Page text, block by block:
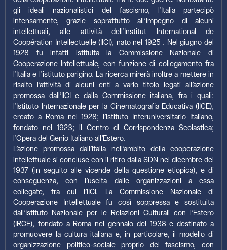
gli ideali nazionalistici del fascismo, l’Italia partecipò
intensamente, grazie soprattutto all’impegno di alcuni
intellettuali, alle attività dell’Institut International de
Coopération Intellectuelle (IICI), nato nel 1925 . Nel giugno del
1928 fu infatti istituita la Commissione Nazionale di
Cooperazione Intellettuale, con funzione di collegamento fra
l’Italia e l’istituto parigino. La ricerca mirerà inoltre a mettere in
risalto l’attività di alcuni enti a vario titolo legati all’azione
promossa dall’IICI e dalla Commissione italiana, fra i quali:
l’Istituto Internazionale per la Cinematografia Educativa (IICE),
creato a Roma nel 1928; l’Istituto Interuniversitario Italiano,
fondato nel 1923; il Centro di Corrispondenza Scolastica;
l’Opera del Genio Italiano all’Estero.
L’azione promossa dall’Italia nell’ambito della cooperazione
intellettuale si concluse con il ritiro dalla SDN nel dicembre del
1937 (in seguito alle vicende della questione etiopica), e di
conseguenza, con l’uscita dalle organizzazioni a essa
collegate, fra cui l’IICI. La Commissione Nazionale di
Cooperazione Intellettuale fu così soppressa e sostituita
dall’Istituto Nazionale per le Relazioni Culturali con l’Estero
(IRCE), fondato a Roma nel gennaio del 1938 e destinato a
promuovere la cultura italiana e, in particolare, il modello di
organizzazione politico-sociale proprio del fascismo, con